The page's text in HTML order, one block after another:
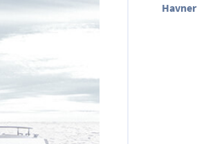
Havner